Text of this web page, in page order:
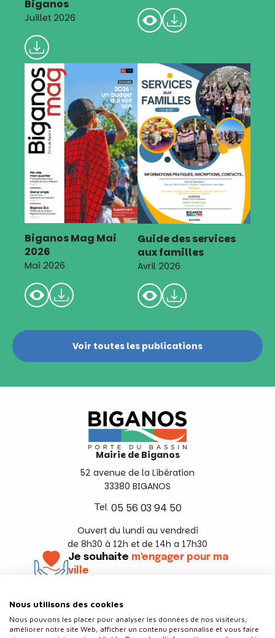
Biganos
Juillet 2026
Biganos Mag Mai
2026
Mai 2026
Guide des services
aux familles
Avril 2026
Voir toutes les publications
Mairie de Biganos
52 avenue de la Libération
33380 BIGANOS
Tel. 05 56 03 94 50
Ouvert du lundi au vendredi
de 8h30 à 12h et de 14h a 17h30
Je souhaite m'engager pour ma
ville
Suivez-nous
Nous utilisons des cookies
Nous pouvons les placer pour analyser les données de nos visiteurs,
améliorer notre site Web, afficher un contenu personnalisé et vous faire